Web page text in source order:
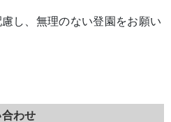
し、無理のない登園をお願い
わせ